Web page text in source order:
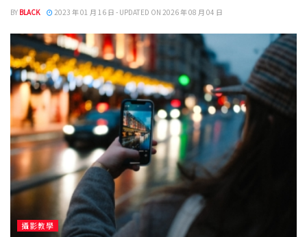
BY BLACK 2023 年 01 月 16 日 - UPDATED ON 2026 年 08 月 04 日
攝影教學